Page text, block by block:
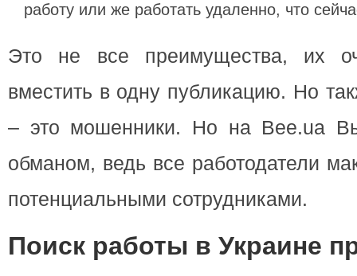
работу или же работать удаленно, что
Это не все преимущества, их
вместить в одну публикацию. Но
– это мошенники. Но на Bee.ua
обманом, ведь все работодатели
потенциальными сотрудниками.
Поиск работы в Украине